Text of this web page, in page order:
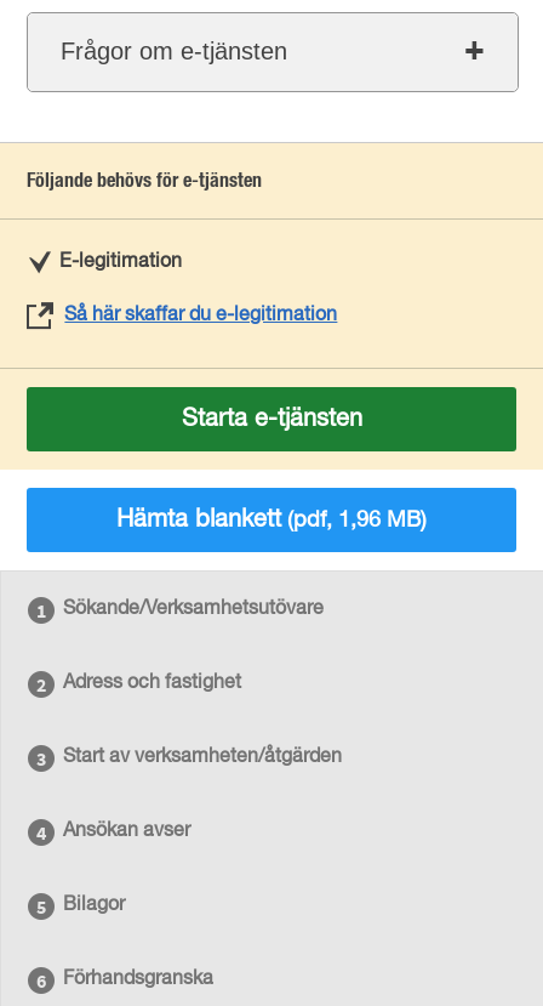
Frågor om e-tjänsten
Följande behövs för e-tjänsten
E-legitimation
Så här skaffar du e-legitimation
Starta e-tjänsten
Hämta blankett(pdf, 1,96 MB)
Sökande/Verksamhetsutövare
Adress och fastighet
Start av verksamheten/åtgärden
Ansökan avser
Bilagor
Förhandsgranska